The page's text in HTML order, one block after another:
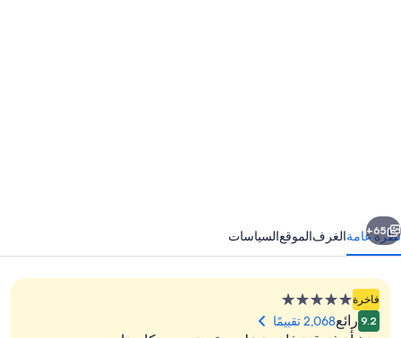
التالي
65+
نظرة عامةالغرفالموقعالسياسات
فاخرةمنشأة
فندقية
9.2 رائع2,068 تقييمًا